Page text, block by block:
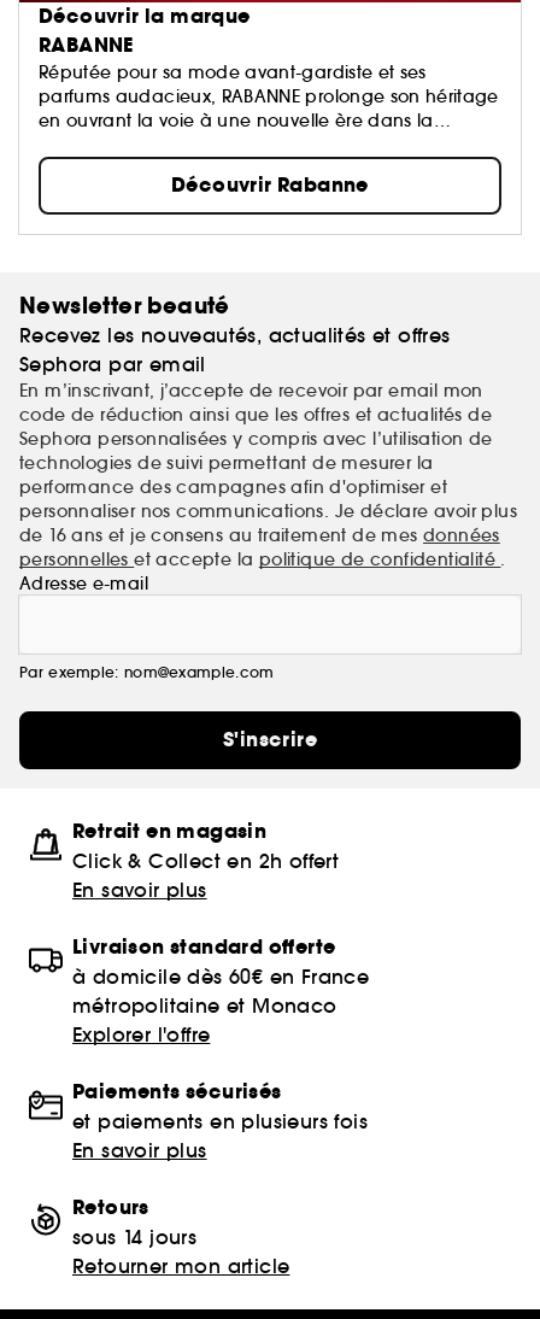
Découvrir la marque
RABANNE
Réputée pour sa mode avant-gardiste et ses
parfums audacieux, RABANNE prolonge son héritage
en ouvrant la voie à une nouvelle ère dans la
Découvrir Rabanne
Newsletter beauté
Recevez les nouveautés, actualités et offres
Sephora par email
En m’inscrivant, j’accepte de recevoir par email mon
code de réduction ainsi que les offres et actualités de
Sephora personnalisées y compris avec l’utilisation de
technologies de suivi permettant de mesurer la
performance des campagnes afin d'optimiser et
personnaliser nos communications. Je déclare avoir plus
de 16 ans et je consens au traitement de mes données
personnelleset accepte la politique de confidentialité .
Adresse e-mail
Par exemple: nom@example.com
S'inscrire
Retrait en magasin
Click & Collect en 2h offert
En savoir plus
Livraison standard offerte
à domicile dès 60€ en France
métropolitaine et Monaco
Explorer l'offre
Paiements sécurisés
et paiements en plusieurs fois
En savoir plus
Retours
sous 14 jours
Retourner mon article